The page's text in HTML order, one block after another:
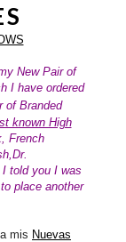
New Pair of
I have ordered
of Branded
known High
French
I told you I was
place another
mis Nuevas